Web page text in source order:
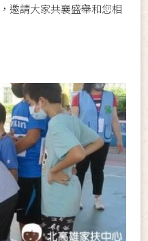
邀請大家共襄盛舉和您相